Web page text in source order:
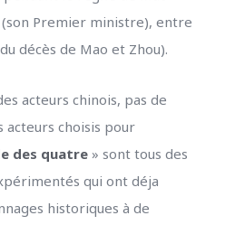
(son Premier ministre), entre
décès de Mao et Zhou).
acteurs chinois, pas de
acteurs choisis pour
des quatre» sont tous des
qui ont déja
historiques à de